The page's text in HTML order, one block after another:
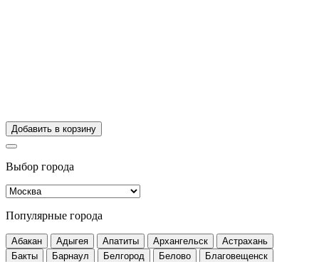
Добавить в корзину
Выбор города
Популярные города
Абакан Адыгея Апатиты Архангельск
Астрахань
Бакты
Барнаул Белгород Белово Благовещенск